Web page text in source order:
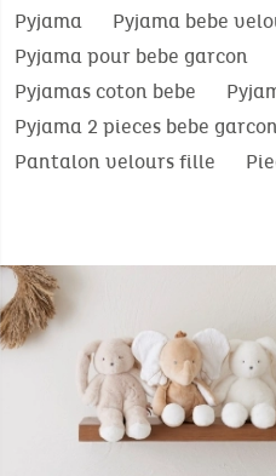
Pyjama
Pyjama bebe
Pyjama pour bebe garcon
Pyjamas coton bebe
Pyjama 2 pieces bebe
Pantalon velours fille